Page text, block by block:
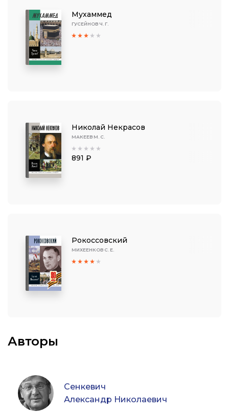
Мухаммед
ГУСЕЙНОВ Ч. Г.
Николай Некрасов
МАКЕЕВ М. С.
891 ₽
Рокоссовский
МИХЕЕНКОВ С. Е.
Авторы
Сенкевич
Александр Николаевич